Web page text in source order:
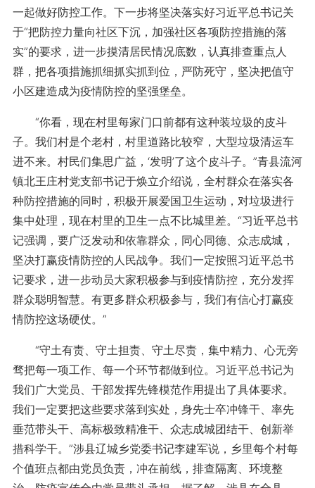
一起做好防控工作。下一步将坚决落实好习近平总书记关
于“把防控力量向社区下沉，加强社区各项防控措施的落
实”的要求，进一步摸清居民情况底数，认真排查重点人
群，把各项措施抓细抓实抓到位，严防死守，坚决把值守
小区建造成为疫情防控的坚强堡垒。
“你看，现在村里每家门口前都有这种装垃圾的皮斗
子。我们村是个老村，村里道路比较窄，大型垃圾清运车
进不来。村民们集思广益，‘发明’了这个皮斗子。”青县流河
镇北王庄村党支部书记于焕立介绍说，全村群众在落实各
种防控措施的同时，积极开展爱国卫生运动，对垃圾进行
集中处理，现在村里的卫生一点不比城里差。“习近平总书
记强调，要广泛发动和依靠群众，同心同德、众志成城，
坚决打赢疫情防控的人民战争。我们一定按照习近平总书
记要求，进一步动员大家积极参与到疫情防控，充分发挥
群众聪明智慧。有更多群众积极参与，我们有信心打赢疫
情防控这场硬仗。”
“守土有责、守土担责、守土尽责，集中精力、心无旁
骛把每一项工作、每一个环节都做到位。习近平总书记为
我们广大党员、干部发挥先锋模范作用提出了具体要求。
我们一定要把这些要求落到实处，身先士卒冲锋干、率先
垂范带头干、高标极致精准干、众志成城团结干、创新举
措科学干。”涉县辽城乡党委书记李建军说，乡里每个村每
个值班点都由党员负责，冲在前线，排查隔离、环境整